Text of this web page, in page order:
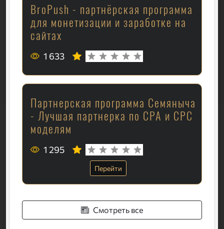
BroPush - партнёрская программа
для монетизации и заработке на
сайтах
1 633
Партнерская программа Семяныча
- Лучшая партнерка по CPA и CPC
моделям
1 295
Перейти
Смотреть все